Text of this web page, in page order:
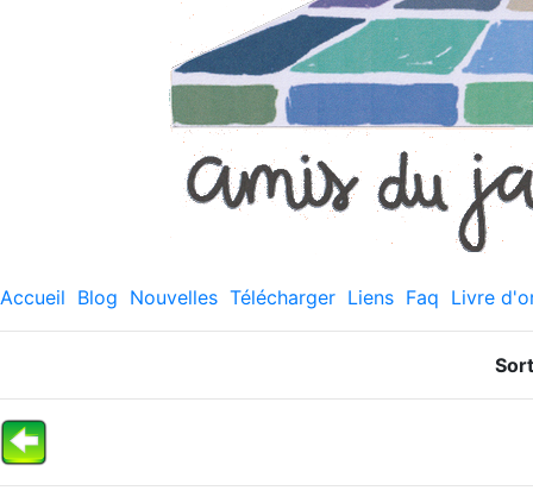
Accueil Blog Nouvelles Télécharger Liens Faq Livre